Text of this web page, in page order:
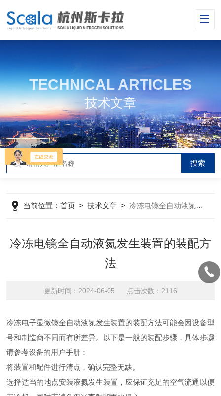
TECHNICAL ARTICLES
技术文章
当前位置：首页 >技术文章 >冷冻电镜全自动液氮发生装置的装配方法
冷冻电镜全自动液氮发生装置的装配方
法
更新时间：2024-06-05 点击次数：2116
冷冻电子显微镜全自动液氮发生装置的装配方法可能会因设备型
号和制造商不同而有所差异。以下是一般的装配步骤，具体步骤
请参考设备的用户手册：
将装置和配件进行清点，确认完整无缺。
选择适当的地点安装液氮发生装置，应保证充足的空气流通以便